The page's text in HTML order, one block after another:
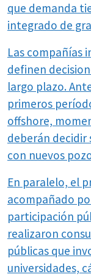
que demanda
integrado de
Las compañías
definen
largo plazo.
primeros
offshore,
deberán decidir
con nuevos
En paralelo, el
acompañado
participación
realizaron
públicas que
universidades,